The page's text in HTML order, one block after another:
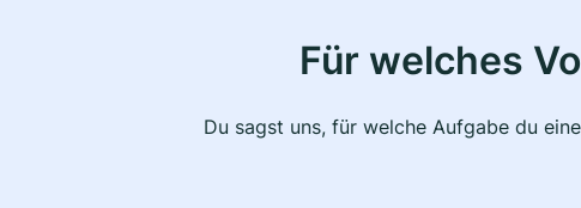
Für welches
Du sagst uns, für welche Aufgabe du